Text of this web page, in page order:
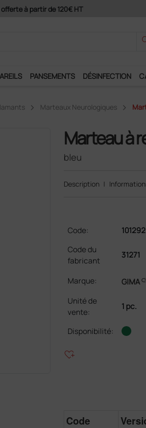
4X avec Paypal
PANSEMENTS DÉSINFECTION
Marteaux Neurologiques
Marteau à
bleu
Description |
Code:
101292
Code du
fabricant
31271
Marque: GIMA
Unité de
vente:
1 pc.
Disponibilité:
heart_plus
Code